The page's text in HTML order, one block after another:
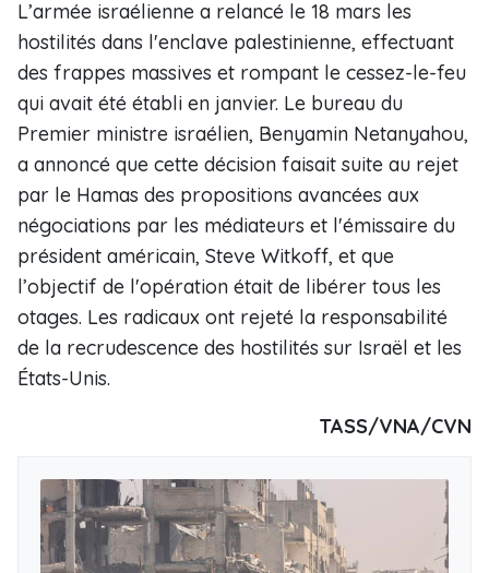
L’armée israélienne a relancé le 18 mars les
hostilités dans l'enclave palestinienne, effectuant
des frappes massives et rompant le cessez-le-feu
qui avait été établi en janvier. Le bureau du
Premier ministre israélien, Benyamin Netanyahou,
a annoncé que cette décision faisait suite au rejet
par le Hamas des propositions avancées aux
négociations par les médiateurs et l'émissaire du
président américain, Steve Witkoff, et que
l’objectif de l'opération était de libérer tous les
otages. Les radicaux ont rejeté la responsabilité
de la recrudescence des hostilités sur Israël et les
États-Unis.
TASS/VNA/CVN